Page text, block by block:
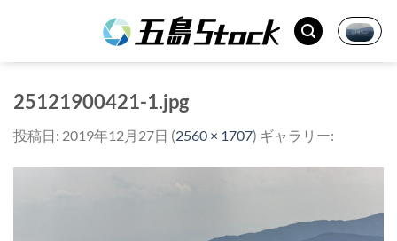
25121900421-1.jpg
投稿日: 2019年12月27日 (2560 × 1707) ギャラリー: